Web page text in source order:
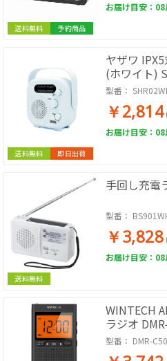
送料無料 予約商品
お届け目安：
送料無料 即日出荷
ヤザワ
(ホワイト)
型番：
￥2,814
お届け目安：
送料無料
手回し充電
型番：
￥3,828
お届け目安：
WINTECH
ラジオ
型番： DMR-